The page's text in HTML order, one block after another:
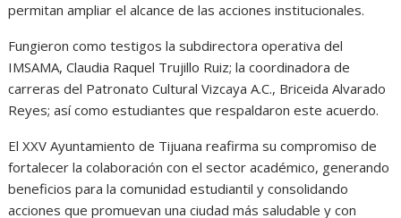
permitan ampliar el alcance de las acciones institucionales.
Fungieron como testigos la subdirectora operativa del
IMSAMA, Claudia Raquel Trujillo Ruiz; la coordinadora de
carreras del Patronato Cultural Vizcaya A.C., Briceida Alvarado
Reyes; así como estudiantes que respaldaron este acuerdo.
El XXV Ayuntamiento de Tijuana reafirma su compromiso de
fortalecer la colaboración con el sector académico, generando
beneficios para la comunidad estudiantil y consolidando
acciones que promuevan una ciudad más saludable y con